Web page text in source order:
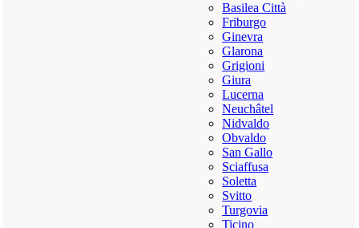
Basilea Città
Friburgo
Ginevra
Glarona
Grigioni
Giura
Lucerna
Neuchâtel
Nidvaldo
Obvaldo
San Gallo
Sciaffusa
Soletta
Svitto
Turgovia
Ticino